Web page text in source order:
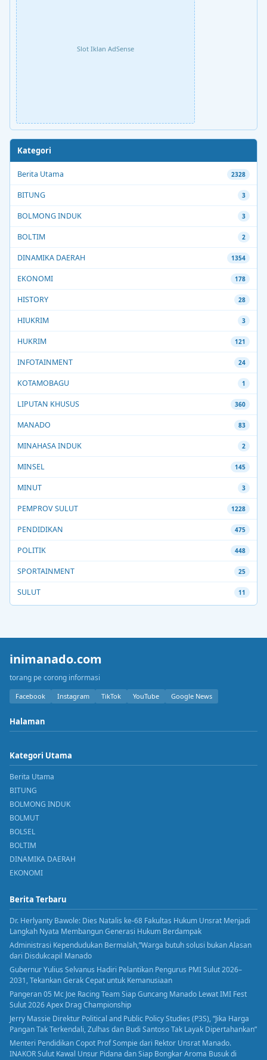
Slot Iklan AdSense
Kategori
Berita Utama 2328
BITUNG 3
BOLMONG INDUK 3
BOLTIM 2
DINAMIKA DAERAH 1354
EKONOMI 178
HISTORY 28
HIUKRIM 3
HUKRIM 121
INFOTAINMENT 24
KOTAMOBAGU 1
LIPUTAN KHUSUS 360
MANADO 83
MINAHASA INDUK 2
MINSEL 145
MINUT 3
PEMPROV SULUT 1228
PENDIDIKAN 475
POLITIK 448
SPORTAINMENT 25
SULUT 11
inimanado.com
torang pe corong informasi
Facebook Instagram TikTok YouTube Google News
Halaman
Kategori Utama
Berita Utama
BITUNG
BOLMONG INDUK
BOLMUT
BOLSEL
BOLTIM
DINAMIKA DAERAH
EKONOMI
Berita Terbaru
Dr. Herlyanty Bawole: Dies Natalis ke-68 Fakultas Hukum Unsrat Menjadi
Langkah Nyata Membangun Generasi Hukum Berdampak
Administrasi Kependudukan Bermalah,”Warga butuh solusi bukan Alasan
dari Disdukcapil Manado
Gubernur Yulius Selvanus Hadiri Pelantikan Pengurus PMI Sulut 2026–
2031, Tekankan Gerak Cepat untuk Kemanusiaan
Pangeran 05 Mc Joe Racing Team Siap Guncang Manado Lewat IMI Fest
Sulut 2026 Apex Drag Championship
Jerry Massie Direktur Political and Public Policy Studies (P3S), “Jika Harga
Pangan Tak Terkendali, Zulhas dan Budi Santoso Tak Layak Dipertahankan”
Menteri Pendidikan Copot Prof Sompie dari Rektor Unsrat Manado.
INAKOR Sulut Kawal Unsur Pidana dan Siap Bongkar Aroma Busuk di